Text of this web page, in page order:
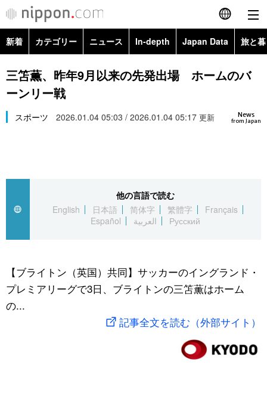
English
简体字
Русский
カテゴリー
経済・ビジネス
国際
文化
トップ
アーカイブ
In-depth
Japan Data
動画/Live
新着 カテゴリー ニュース In-depth Japan Data 旅と
政治・外交
経済・ビジネス
スポーツ・東京2020
Topics
三笘薫、昨年9月以来の先発出場 ホームのバ
ーンリー戦
News
from Japan
スポーツ 2026.01.04 05:03 / 2026.01.04 05:17 更新
他の言語で読む
English
日本語 简体字 繁體字
Français
Español
العربية Русский
【ブライトン（英国）共同】サッカーのイングランド・
プレミアリーグで3日、ブライトンの三笘薫はホーム
の...
記事全文を読む（外部サイト）